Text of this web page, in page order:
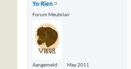
Yo-Rien
Forum Meubilair
Aangemeld
May 2011